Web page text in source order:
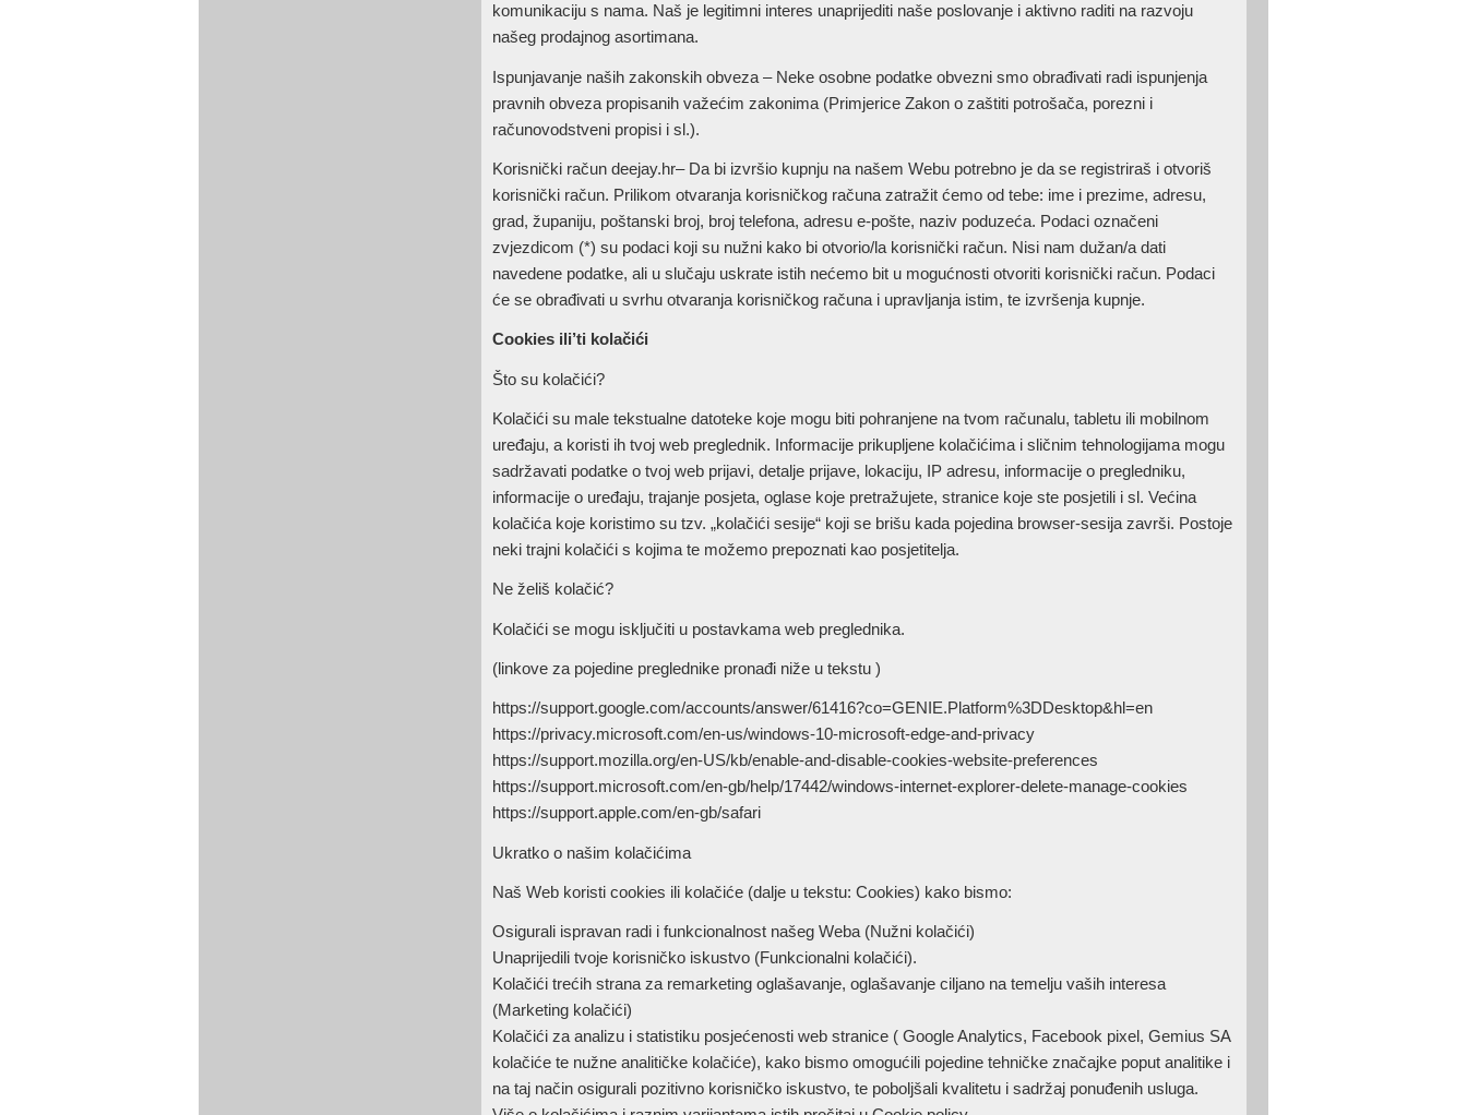
komunikaciju s nama. Naš je legitimni interes unaprijediti naše poslovanje i aktivno raditi na razvoju
našeg prodajnog asortimana.
Ispunjavanje naših zakonskih obveza – Neke osobne podatke obvezni smo obrađivati radi ispunjenja
pravnih obveza propisanih važećim zakonima (Primjerice Zakon o zaštiti potrošača, porezni i
računovodstveni propisi i sl.).
Korisnički račun deejay.hr– Da bi izvršio kupnju na našem Webu potrebno je da se registriraš i otvoriš
korisnički račun. Prilikom otvaranja korisničkog računa zatražit ćemo od tebe: ime i prezime, adresu,
grad, županiju, poštanski broj, broj telefona, adresu e-pošte, naziv poduzeća. Podaci označeni
zvjezdicom (*) su podaci koji su nužni kako bi otvorio/la korisnički račun. Nisi nam dužan/a dati
navedene podatke, ali u slučaju uskrate istih nećemo bit u mogućnosti otvoriti korisnički račun. Podaci
će se obrađivati u svrhu otvaranja korisničkog računa i upravljanja istim, te izvršenja kupnje.
Cookies ili’ti kolačići
Što su kolačići?
Kolačići su male tekstualne datoteke koje mogu biti pohranjene na tvom računalu, tabletu ili mobilnom
uređaju, a koristi ih tvoj web preglednik. Informacije prikupljene kolačićima i sličnim tehnologijama mogu
sadržavati podatke o tvoj web prijavi, detalje prijave, lokaciju, IP adresu, informacije o pregledniku,
informacije o uređaju, trajanje posjeta, oglase koje pretražujete, stranice koje ste posjetili i sl. Većina
kolačića koje koristimo su tzv. „kolačići sesije“ koji se brišu kada pojedina browser-sesija završi. Postoje
neki trajni kolačići s kojima te možemo prepoznati kao posjetitelja.
Ne želiš kolačić?
Kolačići se mogu isključiti u postavkama web preglednika.
(linkove za pojedine preglednike pronađi niže u tekstu )
https://support.google.com/accounts/answer/61416?co=GENIE.Platform%3DDesktop&hl=en
https://privacy.microsoft.com/en-us/windows-10-microsoft-edge-and-privacy
https://support.mozilla.org/en-US/kb/enable-and-disable-cookies-website-preferences
https://support.microsoft.com/en-gb/help/17442/windows-internet-explorer-delete-manage-cookies
https://support.apple.com/en-gb/safari
Ukratko o našim kolačićima
Naš Web koristi cookies ili kolačiće (dalje u tekstu: Cookies) kako bismo:
Osigurali ispravan radi i funkcionalnost našeg Weba (Nužni kolačići)
Unaprijedili tvoje korisničko iskustvo (Funkcionalni kolačići).
Kolačići trećih strana za remarketing oglašavanje, oglašavanje ciljano na temelju vaših interesa
(Marketing kolačići)
Kolačići za analizu i statistiku posjećenosti web stranice ( Google Analytics, Facebook pixel, Gemius SA
kolačiće te nužne analitičke kolačiće), kako bismo omogućili pojedine tehničke značajke poput analitike i
na taj način osigurali pozitivno korisničko iskustvo, te poboljšali kvalitetu i sadržaj ponuđenih usluga.